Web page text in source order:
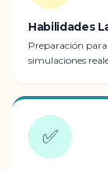
Habilidades
Preparación
simulaciones
✅